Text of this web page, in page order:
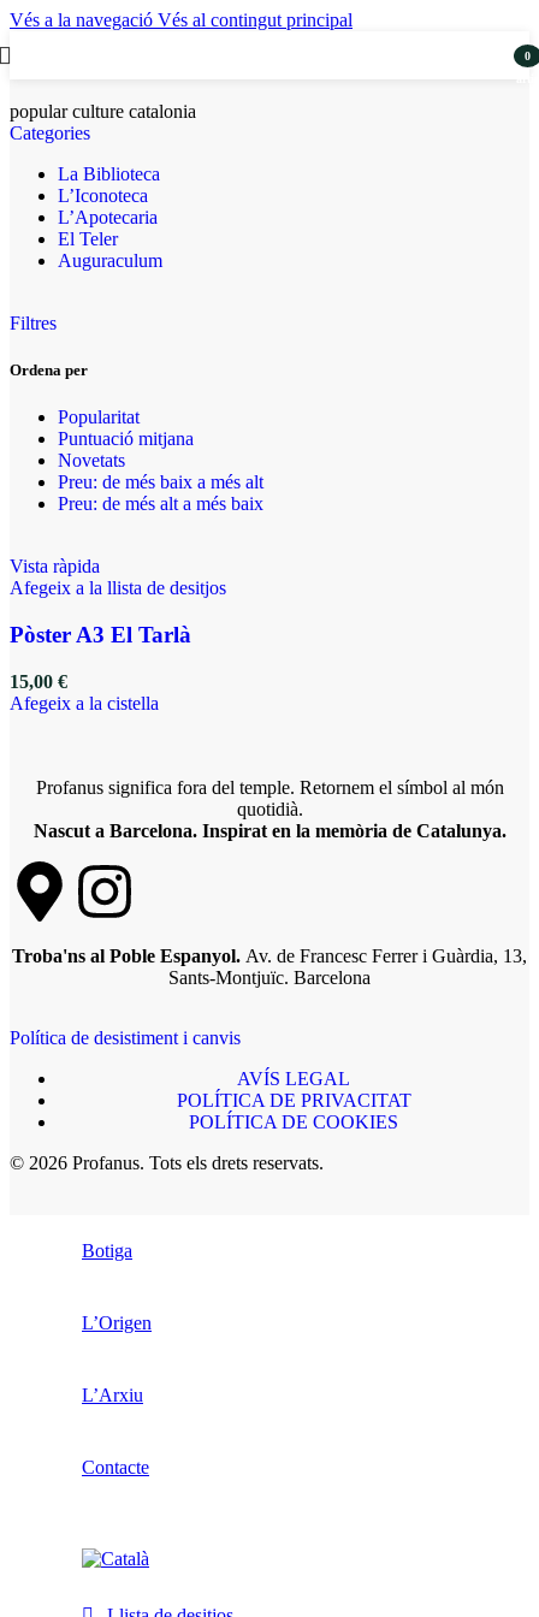
Vés a la navegació Vés al contingut principal
0
popular culture catalonia
Categories
La Biblioteca
L’Iconoteca
L’Apotecaria
El Teler
Auguraculum
Filtres
Ordena per
Popularitat
Puntuació mitjana
Novetats
Preu: de més baix a més alt
Preu: de més alt a més baix
Vista ràpida
Afegeix a la llista de desitjos
Pòster A3 El Tarlà
15,00 €
Afegeix a la cistella
Profanus significa fora del temple. Retornem el símbol al món
quotidià.
Nascut a Barcelona. Inspirat en la memòria de Catalunya.
Troba'ns al Poble Espanyol. Av. de Francesc Ferrer i Guàrdia, 13,
Sants-Montjuïc. Barcelona
Política de desistiment i canvis
AVÍS LEGAL
POLÍTICA DE PRIVACITAT
POLÍTICA DE COOKIES
© 2026 Profanus. Tots els drets reservats.
Botiga
L’Origen
L’Arxiu
Contacte